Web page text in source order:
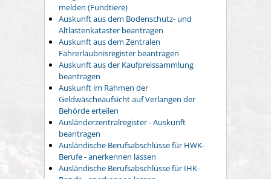
melden (Fundtiere)
Auskunft aus dem Bodenschutz- und
Altlastenkataster beantragen
Auskunft aus dem Zentralen
Fahrerlaubnisregister beantragen
Auskunft aus der Kaufpreissammlung
beantragen
Auskunft im Rahmen der
Geldwäscheaufsicht auf Verlangen der
Behörde erteilen
Ausländerzentralregister - Auskunft
beantragen
Ausländische Berufsabschlüsse für HWK-
Berufe - anerkennen lassen
Ausländische Berufsabschlüsse für IHK-